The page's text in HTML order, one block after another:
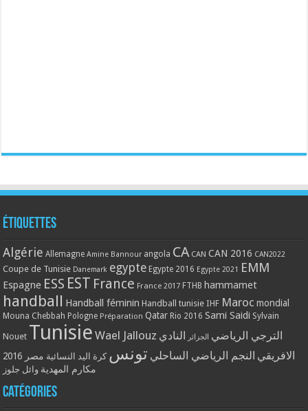
Étiquettes
Algérie Allemagne Amine Bannour angola CA CAN CAN 2016 CAN2022
Coupe de Tunisie Danemark egypte Egypte 2016 Egypte 2021 EMM
Espagne ESS EST France France 2017 FTHB hammamet
handball Handball féminin Handball tunisie IHF Maroc mondial
Mouna Chebbah Pologne Préparation Qatar Rio 2016 Sami Saidi Sylvain
Nouet Tunisie Wael Jallouz الترجي الرياضي الجزائر النادي
الافريقي النجم الرياضي الساحلي تونس كرة اليد النسائية مصر 2016
مكارم المهدية وائل جلوز
Catégories